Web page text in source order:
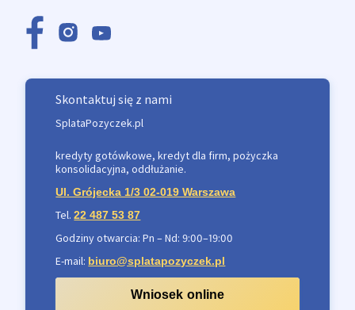
Skontaktuj się z nami
SplataPozyczek.pl
kredyty gotówkowe, kredyt dla firm, pożyczka
konsolidacyjna, oddłużanie.
Ul. Grójecka 1/3 02-019 Warszawa
Tel.22 487 53 87
Godziny otwarcia: Pn – Nd: 9:00–19:00
E-mail: biuro@splatapozyczek.pl
Wniosek online